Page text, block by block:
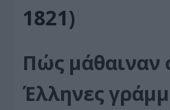
1821)
Πώς μάθαιναν
Έλληνες